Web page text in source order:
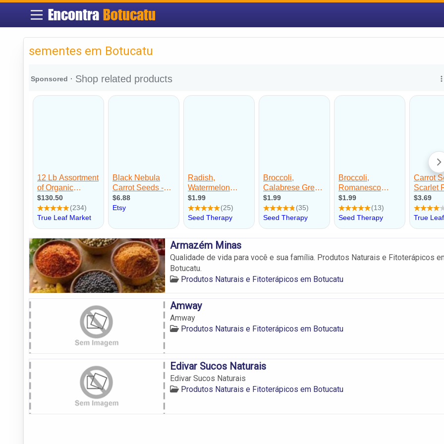
Encontra Botucatu
sementes em Botucatu
Armazém Minas
Qualidade de vida para você e sua família. Produtos Naturais e Fitoterápicos
Botucatu.
Produtos Naturais e Fitoterápicos em Botucatu
Amway
Amway
Produtos Naturais e Fitoterápicos em Botucatu
Edivar Sucos Naturais
Edivar Sucos Naturais
Produtos Naturais e Fitoterápicos em Botucatu